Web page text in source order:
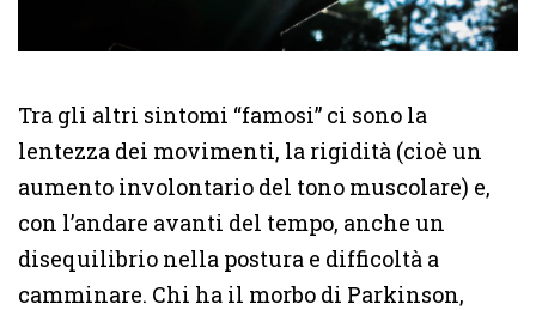
Tra gli altri sintomi “famosi” ci sono la
lentezza dei movimenti, la rigidità (cioè un
aumento involontario del tono muscolare) e,
con l’andare avanti del tempo, anche un
disequilibrio nella postura e difficoltà a
camminare. Chi ha il morbo di Parkinson,